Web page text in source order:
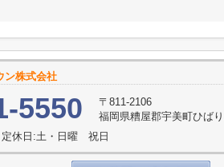
ン株式会社
5550
〒811-2106
福岡県糟屋郡宇美町ひば
休日:土・日曜 祝日